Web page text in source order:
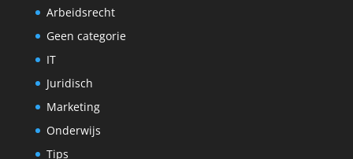
Arbeidsrecht
Geen categorie
IT
Juridisch
Marketing
Onderwijs
Tips